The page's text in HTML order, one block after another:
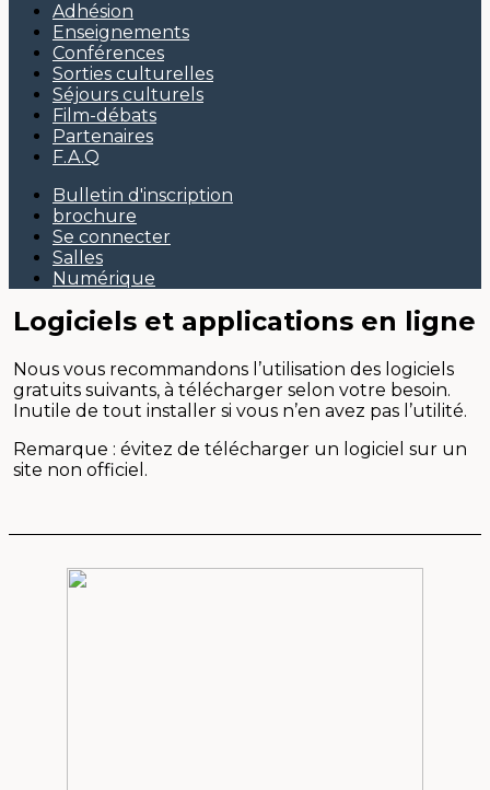
Adhésion
Enseignements
Conférences
Sorties culturelles
Séjours culturels
Film-débats
Partenaires
F.A.Q
Bulletin d'inscription
brochure
Se connecter
Salles
Numérique
Logiciels et applications en ligne
Nous vous recommandons l’utilisation des logiciels
gratuits suivants, à télécharger selon votre besoin.
Inutile de tout installer si vous n’en avez pas l’utilité.
Remarque : évitez de télécharger un logiciel sur un
site non officiel.